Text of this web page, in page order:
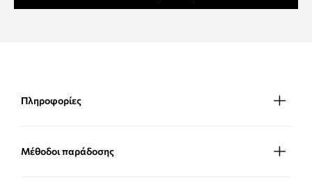
Πληροφορίες
Μέθοδοι παράδοσης